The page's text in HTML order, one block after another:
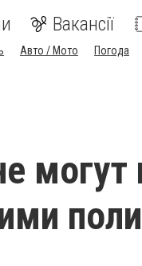
Вакансії
Авто / Мото Погода
могут